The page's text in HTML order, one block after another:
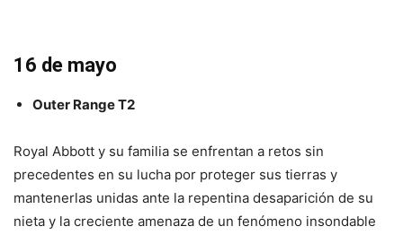
16 de mayo
Outer Range T2
Royal Abbott y su familia se enfrentan a retos sin
precedentes en su lucha por proteger sus tierras y
mantenerlas unidas ante la repentina desaparición de su
nieta y la creciente amenaza de un fenómeno insondable